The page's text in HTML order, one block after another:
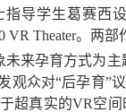
指导学生葛赛西
VR Theater。两部
未来孕育方式为主
观众对“后孕育”
超真实的VR空间